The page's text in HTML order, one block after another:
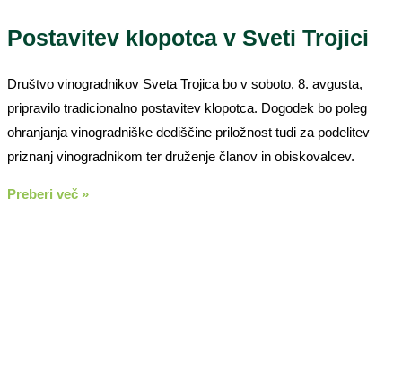
Postavitev klopotca v Sveti Trojici
Društvo vinogradnikov Sveta Trojica bo v soboto, 8. avgusta,
pripravilo tradicionalno postavitev klopotca. Dogodek bo poleg
ohranjanja vinogradniške dediščine priložnost tudi za podelitev
priznanj vinogradnikom ter druženje članov in obiskovalcev.
Preberi več »